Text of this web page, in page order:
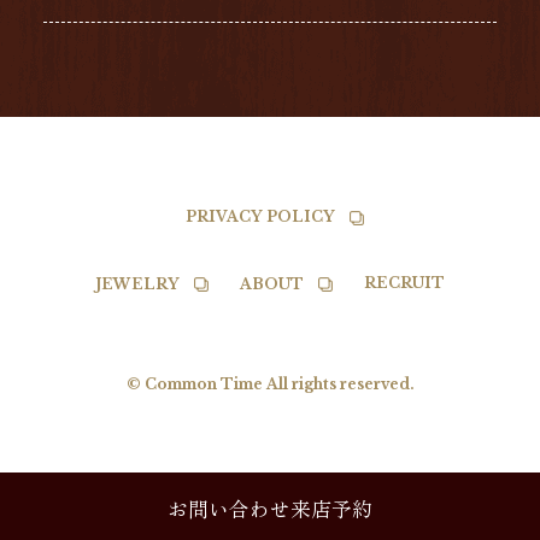
TISSOT
PRIVACY POLICY
© Common Time All rights reserved.
JEWELRY ABOUT RECRUIT
お問い合わせ来店予約